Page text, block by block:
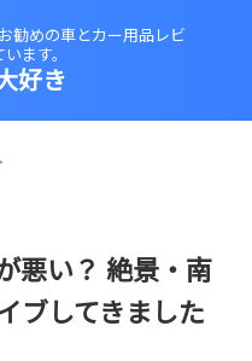
勧めの車とカー用品レビ
ます。
好き
悪い？ 絶景・南
ブしてきました